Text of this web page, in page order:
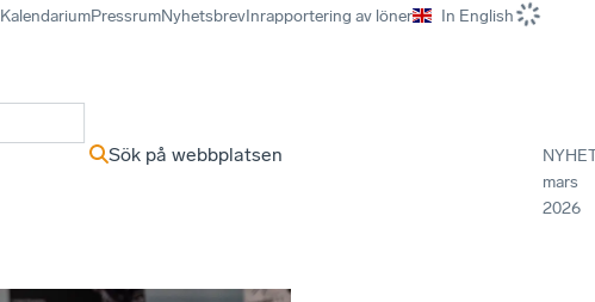
KalendariumPressrumNyhetsbrevInrapportering av löner In English
Sök på webbplatsen
mars
2026